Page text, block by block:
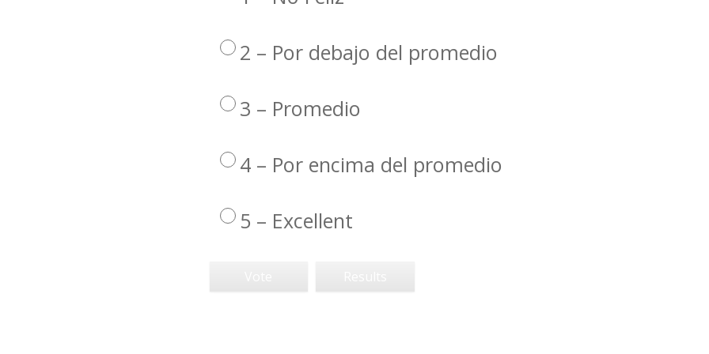
2 – Por debajo del promedio
3 – Promedio
4 – Por encima del promedio
5 – Excellent